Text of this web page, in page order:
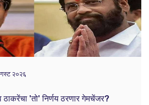
२०२६
ठाकरेंचा 'तो' निर्णय ठरणार गेमचेंजर?